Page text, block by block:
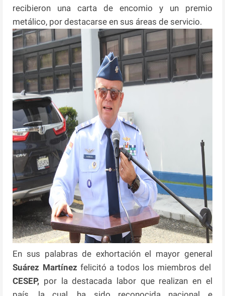
recibieron una carta de encomio y un premio
metálico, por destacarse en sus áreas de servicio.
En sus palabras de exhortación el mayor general
Suárez Martínez felicitó a todos los miembros del
CESEP, por la destacada labor que realizan en el